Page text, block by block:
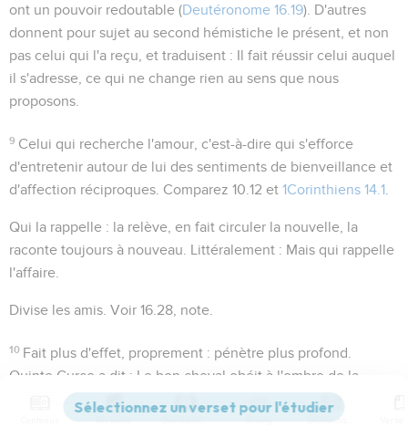
ont un pouvoir redoutable (Deutéronome 16.19). D'autres
donnent pour sujet au second hémistiche le présent , et non
pas celui qui l'a reçu, et traduisent : Il fait réussir celui auquel
il s'adresse, ce qui ne change rien au sens que nous
proposons.
9 Celui qui recherche l'amour , c'est-à-dire qui s'efforce
d'entretenir autour de lui des sentiments de bienveillance et
d'affection réciproques. Comparez 10.12 et 1Corinthiens 14.1
Qui la rappelle : la relève, en fait circuler la nouvelle, la
raconte toujours à nouveau. Littéralement : Mais qui rappelle
l'affaire
Divise les amis . Voir 16.28 , note.
10 Fait plus d'effet , proprement : pénètre plus profond.
Quinte Curce a dit : Le bon cheval obéit à l'ombre de la
cravache ; le mauvais n'écoute pas même l'éperon
Versions Commentaires Strong